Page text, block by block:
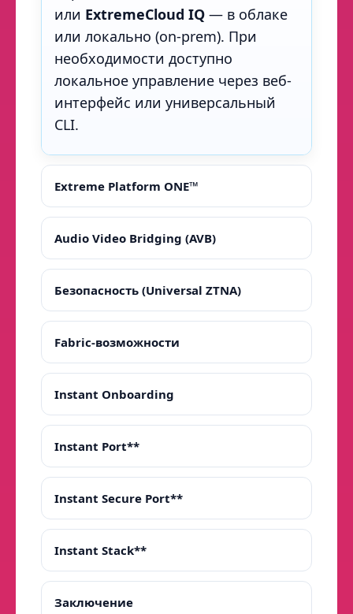
или ExtremeCloud IQ — в облаке
или локально (on-prem). При
необходимости доступно
локальное управление через веб-
интерфейс или универсальный
CLI.
Extreme Platform ONE™
Audio Video Bridging (AVB)
Безопасность (Universal ZTNA)
Fabric-возможности
Instant Onboarding
Instant Port**
Instant Secure Port**
Instant Stack**
Заключение